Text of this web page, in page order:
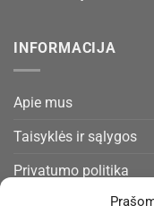
INFORMACIJA
Apie mus
Taisyklės ir sąlygos
Privatumo politika
Slapukų politika